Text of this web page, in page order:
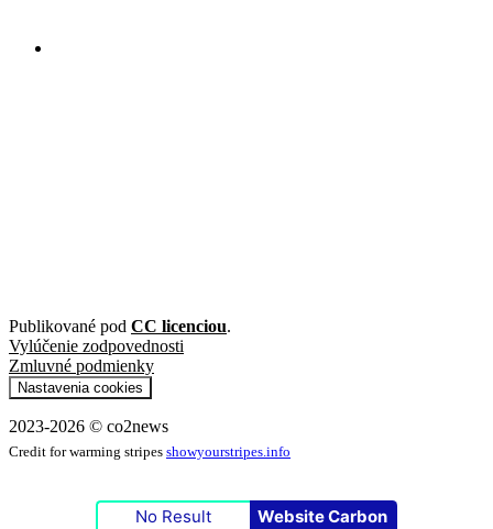
Publikované pod CC licenciou.
Vylúčenie zodpovednosti
Zmluvné podmienky
Nastavenia cookies
2023-2026 © co2news
Credit for warming stripes showyourstripes.info
No Result Website Carbon